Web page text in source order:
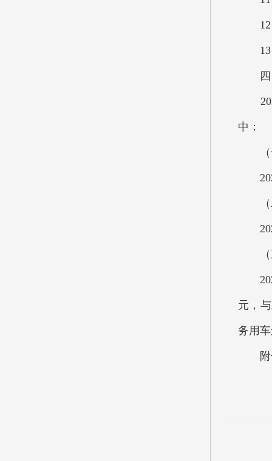
12、
13、
四、
2020
中：
（一
2020
（
2020
（三
2020
元，
务用
附